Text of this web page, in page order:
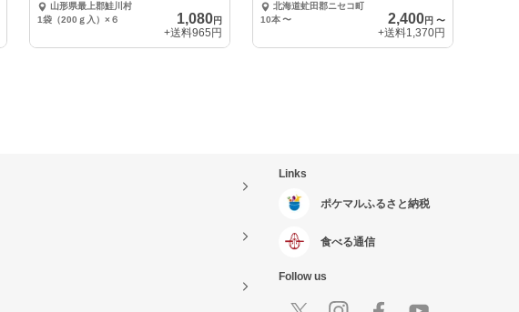
山形県最上郡鮭川村
1袋（200ｇ入）×６
1,080円
+送料965円
し 北海道虻田郡ニセコ町
10本〜 2,400円 〜
+送料1,370円
Links
ポケマルふるさと納税
食べる通信
Follow us